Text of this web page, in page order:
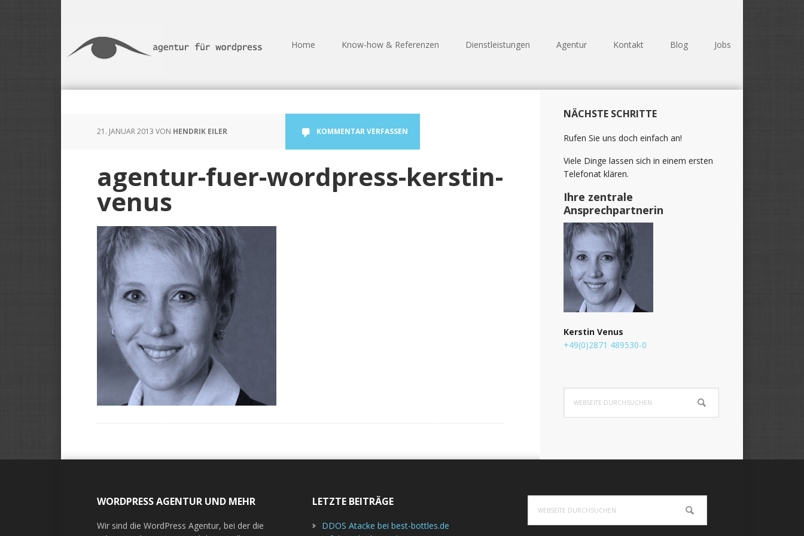
content
Sidebar
springen
springen
Home Know-how & Referenzen Dienstleistungen Agentur Kontakt Blog Jobs
21. JANUAR 2013 VON HENDRIK EILER KOMMENTAR VERFASSEN
agentur-fuer-wordpress-kerstin-
venus
Leser-
Sidebar
(Primary)
NÄCHSTE SCHRITTE
Rufen Sie uns doch einfach an!
Viele Dinge lassen sich in einem ersten
Telefonat klären.
Ihre zentrale
Ansprechpartnerin
Kerstin Venus
+49(0)2871 489530-0
durchsuchen
WORDPRESS AGENTUR UND MEHR
Wir sind die WordPress Agentur, bei der die
LETZTE BEITRÄGE
DDOS Atacke bei best-bottles.de
durchsuchen